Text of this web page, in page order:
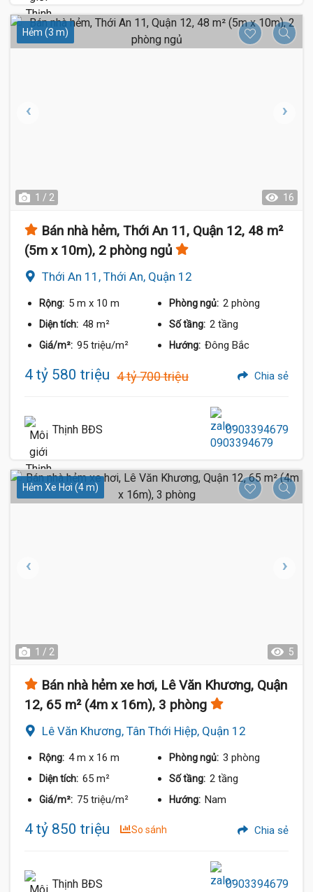
Hẻm (3 m)
1 / 2 16
Bán nhà hẻm, Thới An 11, Quận 12, 48 m²
(5m x 10m), 2 phòng ngủ
Thới An 11, Thới An, Quận 12
Rộng: 5 m x 10 m Phòng ngủ: 2 phòng
Diện tích: 48 m² Số tầng: 2 tầng
Giá/m²: 95 triệu/m² Hướng: Đông Bắc
4 tỷ 580 triệu 4 tỷ 700 triệu Chia sẻ
Thịnh BĐS 0903394679
Hẻm Xe Hơi (4 m)
1 / 2 5
Bán nhà hẻm xe hơi, Lê Văn Khương, Quận
12, 65 m² (4m x 16m), 3 phòng
Lê Văn Khương, Tân Thới Hiệp, Quận 12
Rộng: 4 m x 16 m Phòng ngủ: 3 phòng
Diện tích: 65 m² Số tầng: 2 tầng
Giá/m²: 75 triệu/m² Hướng: Nam
4 tỷ 850 triệu So sánh Chia sẻ
Thịnh BĐS 0903394679